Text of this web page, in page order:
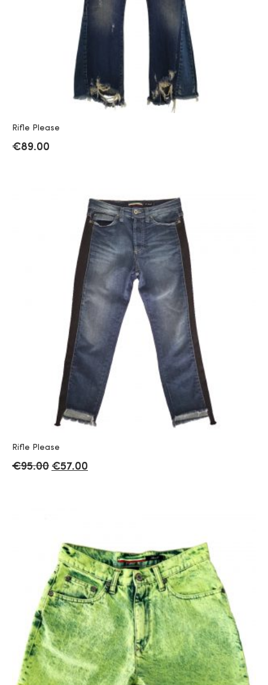
Rifle Please
€89.00
Rifle Please
€95.00 €57.00